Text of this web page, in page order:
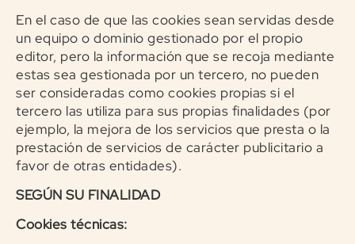
En el caso de que las cookies sean servidas desde
un equipo o dominio gestionado por el propio
editor, pero la información que se recoja mediante
estas sea gestionada por un tercero, no pueden
ser consideradas como cookies propias si el
tercero las utiliza para sus propias finalidades (por
ejemplo, la mejora de los servicios que presta o la
prestación de servicios de carácter publicitario a
favor de otras entidades).
SEGÚN SU FINALIDAD
Cookies técnicas: